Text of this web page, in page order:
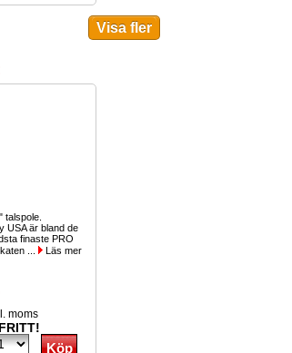
talspole.
USA är bland de
finaste PRO
...
Läs mer
moms